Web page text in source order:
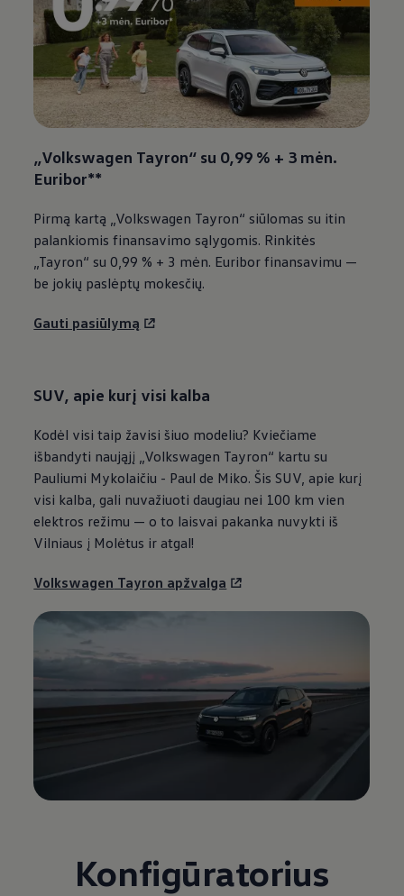
„Volkswagen Tayron“ su 0,99 % + 3 mėn.
Euribor**
Pirmą kartą „Volkswagen Tayron“ siūlomas su itin
palankiomis finansavimo sąlygomis. Rinkitės
„Tayron“ su 0,99 % + 3 mėn. Euribor finansavimu —
be jokių paslėptų mokesčių.
Gauti pasiūlymą
SUV, apie kurį visi kalba
Kodėl visi taip žavisi šiuo modeliu? Kviečiame
išbandyti naująjį „Volkswagen Tayron“ kartu su
Pauliumi Mykolaičiu - Paul de Miko. Šis SUV, apie kurį
visi kalba, gali nuvažiuoti daugiau nei 100 km vien
elektros režimu — o to laisvai pakanka nuvykti iš
Vilniaus į Molėtus ir atgal!
Volkswagen Tayron apžvalga
Konfigūratorius